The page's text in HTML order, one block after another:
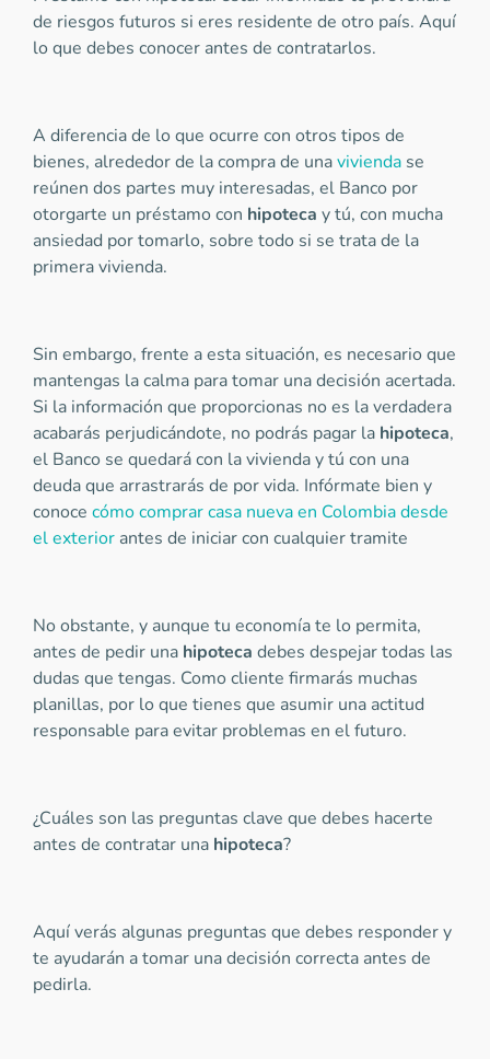
de riesgos futuros si eres residente de otro país. Aquí
lo que debes conocer antes de contratarlos.
A diferencia de lo que ocurre con otros tipos de
bienes, alrededor de la compra de unavivienda se
reúnen dos partes muy interesadas, el Banco por
otorgarte un préstamo con hipoteca y tú, con mucha
ansiedad por tomarlo, sobre todo si se trata de la
primera vivienda.
Sin embargo, frente a esta situación, es necesario que
mantengas la calma para tomar una decisión acertada.
Si la información que proporcionas no es la verdadera
acabarás perjudicándote, no podrás pagar la hipoteca,
el Banco se quedará con la vivienda y tú con una
deuda que arrastrarás de por vida. Infórmate bien y
conoce cómo comprar casa nueva en Colombia desde
el exterior antes de iniciar con cualquier tramite
No obstante, y aunque tu economía te lo permita,
antes de pedir una hipoteca debes despejar todas las
dudas que tengas. Como cliente firmarás muchas
planillas, por lo que tienes que asumir una actitud
responsable para evitar problemas en el futuro.
¿Cuáles son las preguntas clave que debes hacerte
antes de contratar una hipoteca?
Aquí verás algunas preguntas que debes responder y
te ayudarán a tomar una decisión correcta antes de
pedirla.